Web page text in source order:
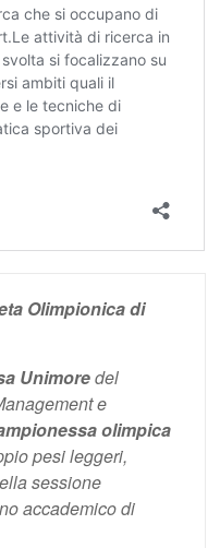
Olimpionica di
Unimoredel
e
olimpica
pesi leggeri,
sessione
accademico di